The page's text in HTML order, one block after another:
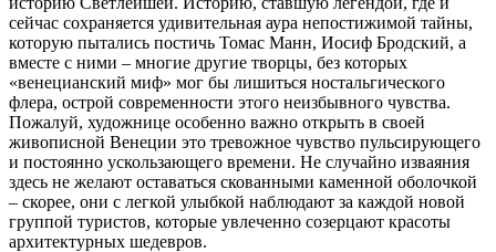
сейчас сохраняется удивительная аура непостижимой тайны,
которую пытались постичь Томас Манн, Иосиф Бродский, а
вместе с ними – многие другие творцы, без которых
«венецианский миф» мог бы лишиться ностальгического
флера, острой современности этого неизбывного чувства.
Пожалуй, художнице особенно важно открыть в своей
живописной Венеции это тревожное чувство пульсирующего
и постоянно ускользающего времени. Не случайно изваяния
здесь не желают оставаться скованными каменной оболочкой
– скорее, они с легкой улыбкой наблюдают за каждой новой
группой туристов, которые увлеченно созерцают красоты
архитектурных шедевров.